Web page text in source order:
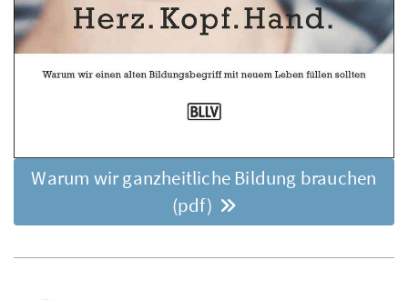
Warum wir ganzheitliche Bildung brauchen
(pdf)